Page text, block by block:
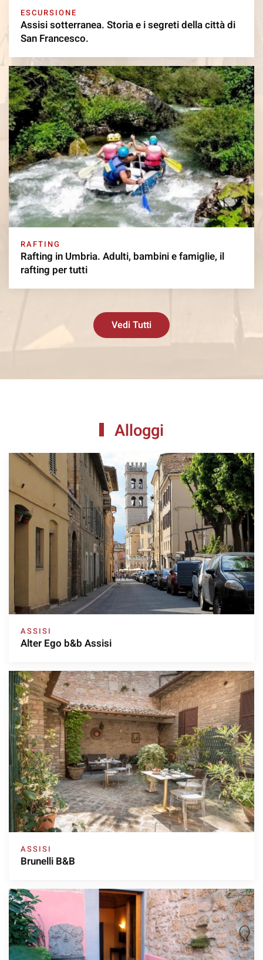
ESCURSIONE
Assisi sotterranea. Storia e i segreti della città di
San Francesco.
RAFTING
Rafting in Umbria. Adulti, bambini e famiglie, il
rafting per tutti
Vedi Tutti
Alloggi
ASSISI
Alter Ego b&b Assisi
ASSISI
Brunelli B&B